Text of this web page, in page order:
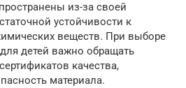
из-за своей
устойчивости к
веществ. При выборе
детей важно обращать
качества,
материала.